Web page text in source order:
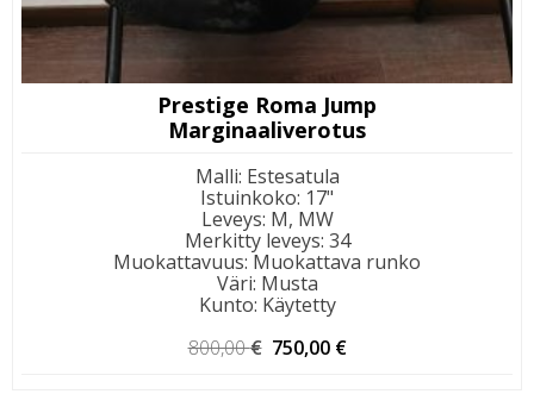
Prestige Roma Jump
Marginaaliverotus
Malli: Estesatula
Istuinkoko: 17"
Leveys: M, MW
Merkitty leveys: 34
Muokattavuus: Muokattava runko
Väri: Musta
Kunto: Käytetty
800,00€ Alkuperäinen
750,00 €